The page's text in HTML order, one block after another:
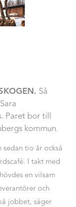
Så
Paret bor till
kommun.
tio år också
I takt med
en vilsam
och
jobbet, säger